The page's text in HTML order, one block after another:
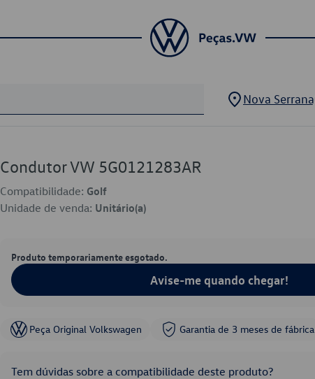
Nova Serrana
Condutor VW 5G0121283AR
Compatibilidade: Golf
Unidade de venda: Unitário(a)
Produto temporariamente esgotado.
Avise-me quando chegar!
Peça Original Volkswagen Garantia de 3 meses de fábrica
Tem dúvidas sobre a compatibilidade deste produto?